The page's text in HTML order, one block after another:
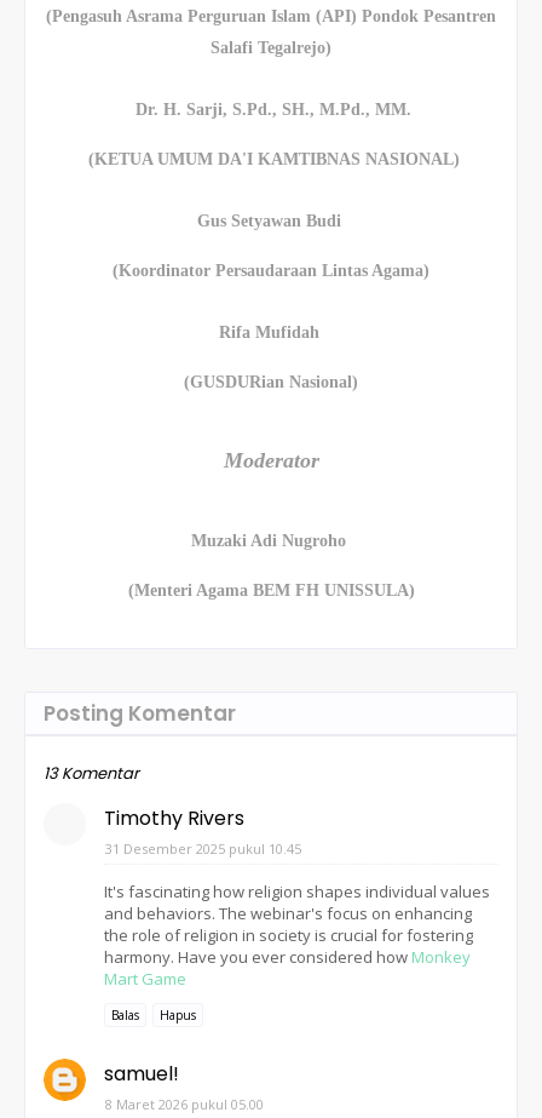
(Pengasuh Asrama Perguruan Islam (API) Pondok Pesantren
Salafi Tegalrejo)
Dr. H. Sarji, S.Pd., SH., M.Pd., MM.
(KETUA UMUM DA'I KAMTIBNAS NASIONAL)
Gus Setyawan Budi
(Koordinator Persaudaraan Lintas Agama)
Rifa Mufidah
(GUSDURian Nasional)
Moderator
Muzaki Adi Nugroho
(Menteri Agama BEM FH UNISSULA)
Posting Komentar
13 Komentar
Timothy Rivers
31 Desember 2025 pukul 10.45
It's fascinating how religion shapes individual values
and behaviors. The webinar's focus on enhancing
the role of religion in society is crucial for fostering
harmony. Have you ever considered how Monkey
Mart Game
Balas Hapus
samuel!
8 Maret 2026 pukul 05.00